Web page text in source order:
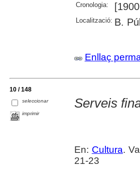
Cronologia:
Localització: B.
Enllaç
10 / 148
seleccionar
imprimir
Serveis
En: Cultura.
21-23